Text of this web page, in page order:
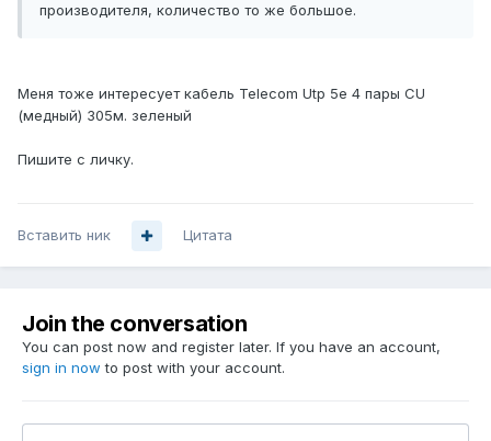
производителя, количество то же большое.
Меня тоже интересует кабель Telecom Utp 5e 4 пары CU
(медный) 305м. зеленый
Пишите с личку.
Вставить ник Цитата
Join the conversation
You can post now and register later. If you have an account,
sign in now to post with your account.